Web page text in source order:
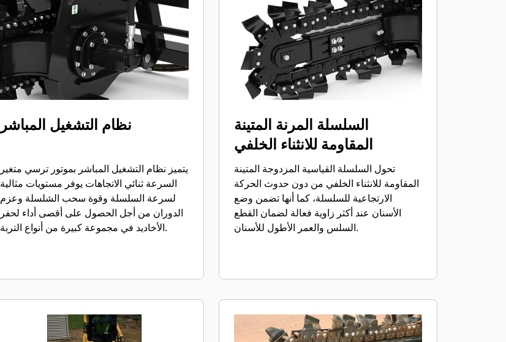
نظام التشغيل المباشر
يتميز نظام التشغيل المباشر بموتور ترسي متغير
السرعة ثنائي الاتجاهات يوفر مستويات مثالية
لسرعة السلسلة وقوة سحب الشلسلة وعزم
الدوران من أجل الحصول على أقصى أداء لحفر
الأخاديد في مجموعة كبيرة من أنواع التربة.
السلسلة المرنة المتينة
المقاومة للانثناء الخلفي
تحول السلسلة القياسية المزدوجة المتينة
المقاومة للانثناء الخلفي من دون حدوث الحركة
الارتجاعية للسلسلة، كما أنها تضمن وضع
الأسنان عند أكثر زاوية فعالة لضمان القطع
السلس والعمر الأطول للأسنان.